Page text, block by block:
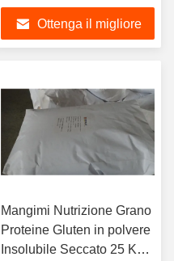
25 kg
Ottenga il migliore
Mangimi Nutrizione Grano
Proteine Gluten in polvere
Insolubile Seccato 25 Kg /